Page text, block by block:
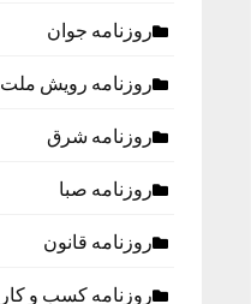
روزنامه جوان
روزنامه رویش ملت
روزنامه شرق
روزنامه صبا
روزنامه قانون
روزنامه كسب و كار